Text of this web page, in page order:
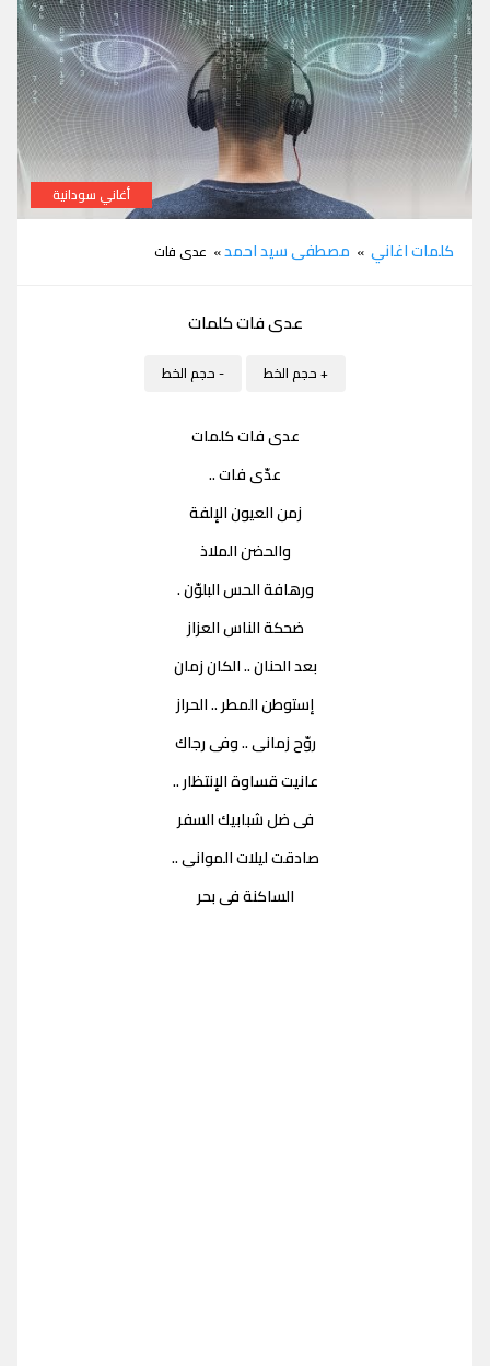
أغاني سودانية
كلمات اغاني » مصطفى سيد احمد» عدى فات
عدى فات كلمات
+ حجم الخط - حجم الخط
عدى فات كلمات
عدّى فات ..
زمن العيون الإلفة
والحضن الملاذ
ورهافة الحس البلوّن .
ضحكة الناس العزاز
بعد الحنان .. الكان زمان
إستوطن المطر .. الحراز
روّح زمانى .. وفى رجاك
عانيت قساوة الإنتظار ..
فى ضل شبابيك السفر
صادقت ليلات الموانى ..
الساكنة فى بحر